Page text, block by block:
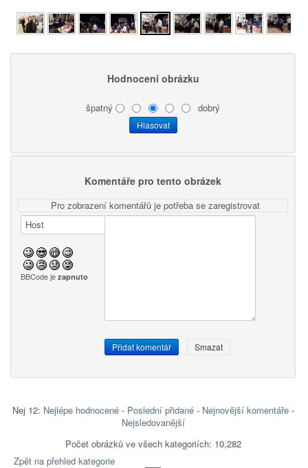
Hodnocení obrázku
špatný dobrý
Komentáře pro tento obrázek
Pro zobrazení komentářů je potřeba se zaregistrovat
BBCode je zapnuto
Nej 12: Nejlépe hodnocené- Poslední přidané- Nejnovější komentáře-
Nejsledovanější
Počet obrázků ve všech kategoriích: 10,282
Zpět na přehled kategorie